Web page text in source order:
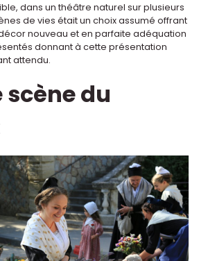
dans un théâtre naturel sur plusieurs
de vies était un choix assumé offrant
nouveau et en parfaite adéquation
donnant à cette présentation
attendu.
du